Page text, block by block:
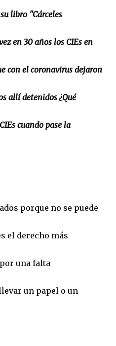
libro "Cárceles
en 30 años los CIEs en
con el coronavirus dejaron
allí detenidos ¿Qué
cuando pase la
porque no se puede
el derecho más
una falta
un papel o un